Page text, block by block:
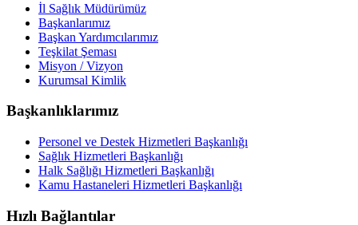
İl Sağlık Müdürümüz
Başkanlarımız
Başkan Yardımcılarımız
Teşkilat Şeması
Misyon / Vizyon
Kurumsal Kimlik
Başkanlıklarımız
Personel ve Destek Hizmetleri Başkanlığı
Sağlık Hizmetleri Başkanlığı
Halk Sağlığı Hizmetleri Başkanlığı
Kamu Hastaneleri Hizmetleri Başkanlığı
Hızlı Bağlantılar